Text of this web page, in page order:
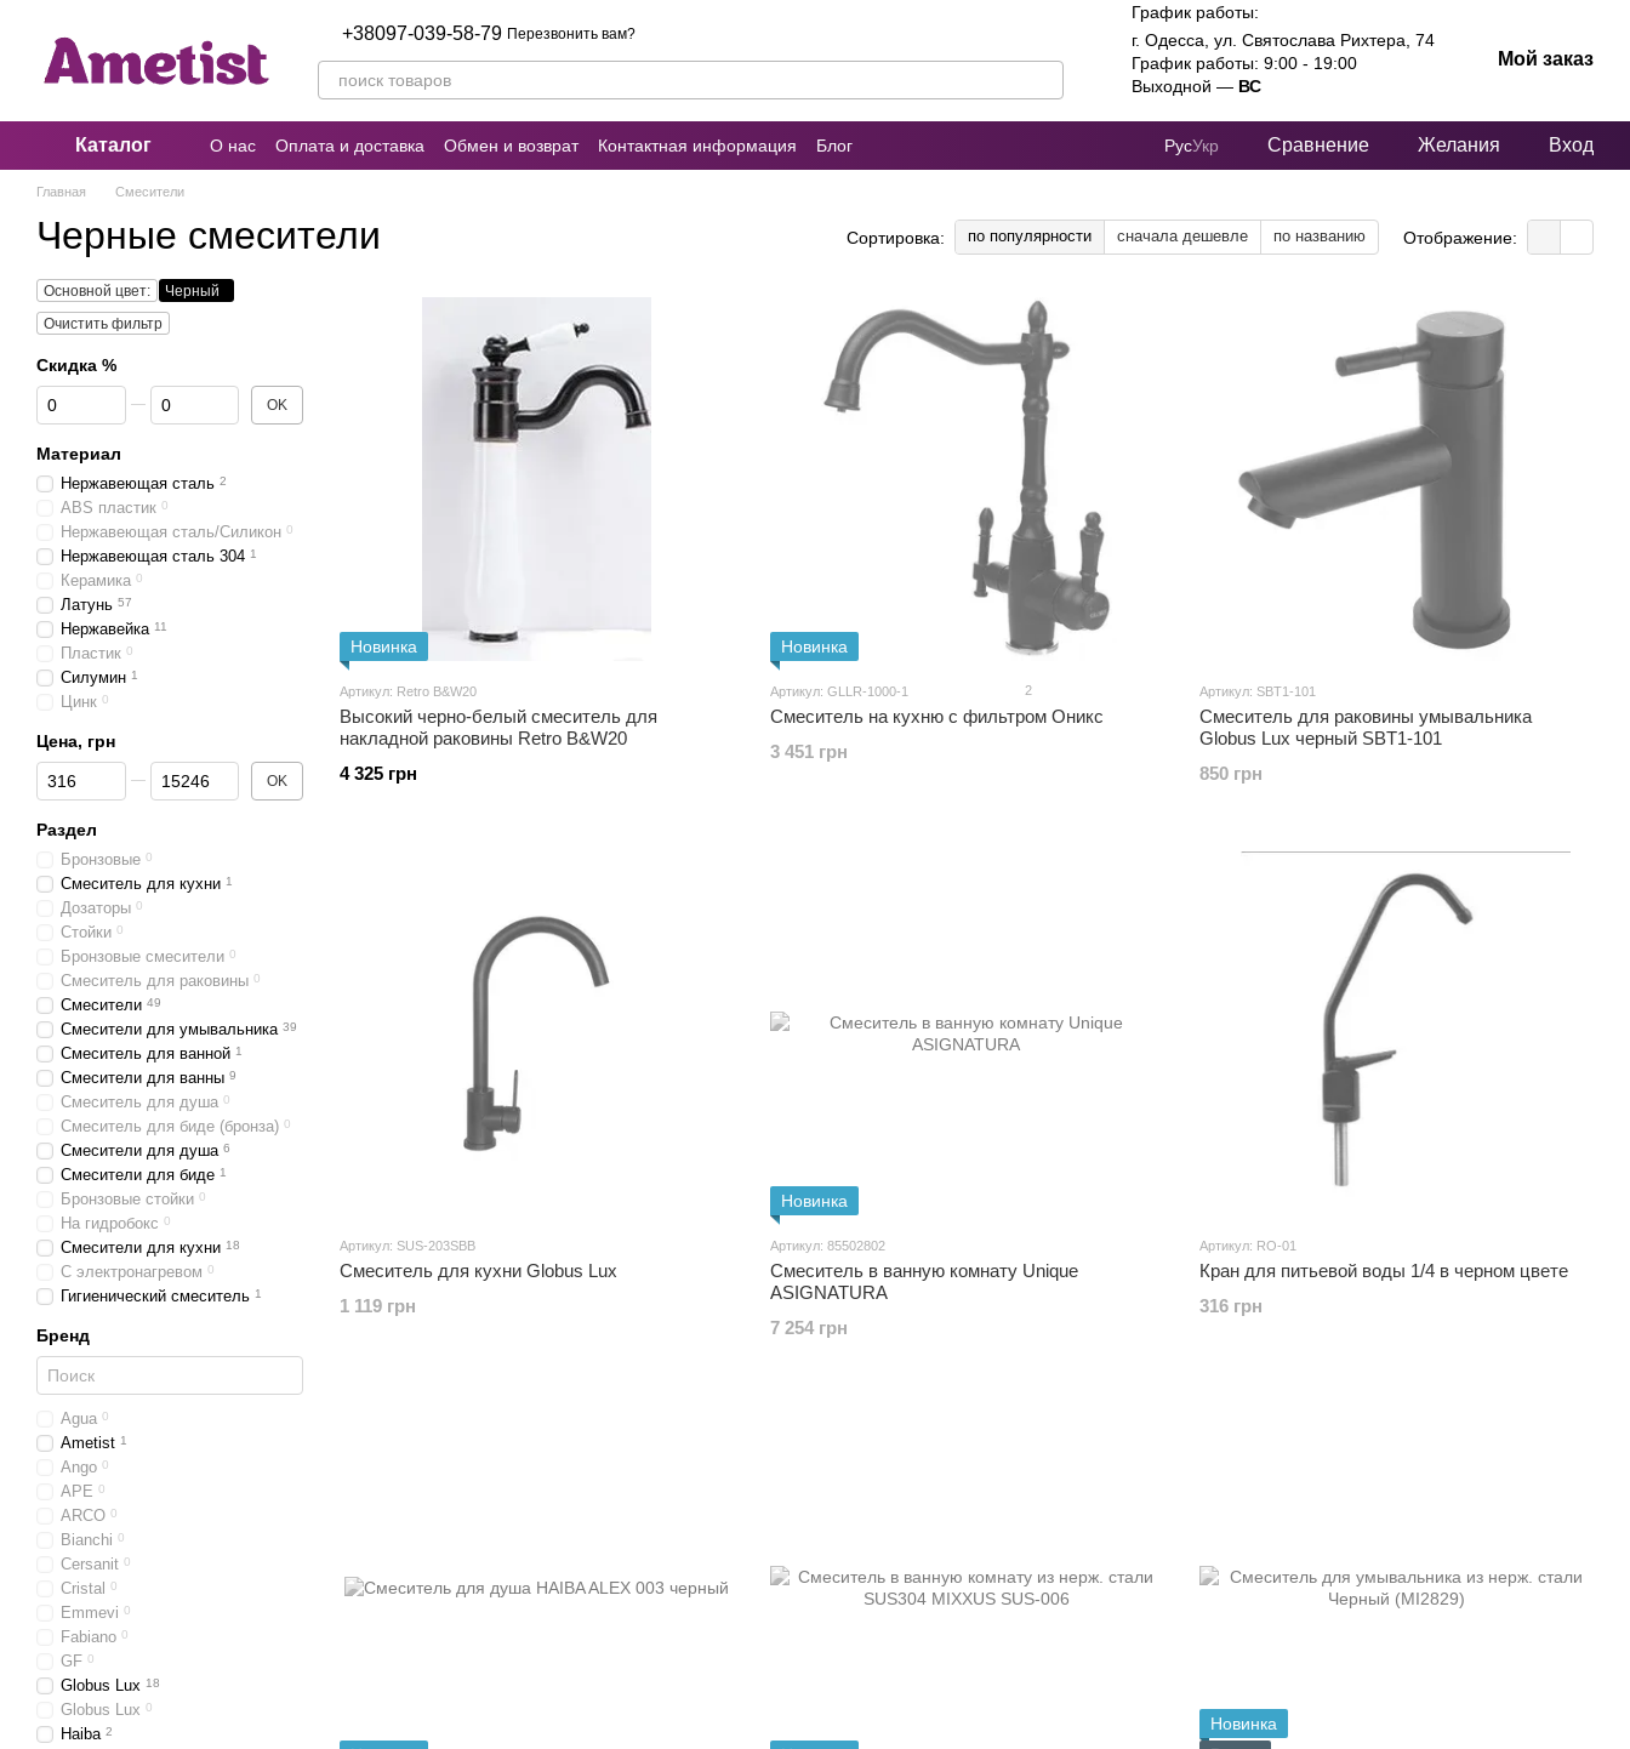
+38097-039-58-79 Перезвонить вам?
График работы:
г. Одесса, ул. Святослава Рихтера, 74
График работы: 9:00 - 19:00
Выходной — ВС
Мой заказ
Каталог О нас Оплата и доставка Обмен и возврат Контактная информация
Блог
Пользовательское соглашение
Отзывы о магазине Умывальник (раковина)
РусУкр Сравнение Желания Вход
Главная Смесители
Черные смесители Сортировка: по популярности сначала дешевле по названию Отображение:
Новинка
Артикул: Retro B&W20
Высокий черно-белый смеситель для
накладной раковины Retro B&W20
4 325 грн
Новинка
Артикул: GLLR-1000-1 2
Смеситель на кухню с фильтром Оникс
3 451 грн
Артикул: SBT1-101
Смеситель для раковины умывальника
Globus Lux черный SBT1-101
850 грн
Артикул: SUS-203SBB
Смеситель для кухни Globus Lux
1 119 грн
Новинка
Артикул: 85502802
Смеситель в ванную комнату Unique
ASIGNATURA
7 254 грн
Артикул: RO-01
Кран для питьевой воды 1/4 в черном цвете
316 грн
Новинка
Основной цвет:
Черный
Очистить фильтр
Скидка %
От Скидка %
До Скидка % OK
Материал
Нержавеющая сталь 2
ABS пластик 0
Нержавеющая сталь/Силикон 0
Нержавеющая сталь 304 1
Керамика 0
Латунь 57
Нержавейка 11
Пластик 0
Силумин 1
Цинк 0
Цена, грн
От Цена, грн
До Цена, грн OK
Раздел
Бронзовые 0
Смеситель для кухни 1
Дозаторы 0
Стойки 0
Бронзовые смесители 0
Смеситель для раковины 0
Смесители 49
Смесители для умывальника 39
Смеситель для ванной 1
Смесители для ванны 9
Смеситель для душа 0
Смеситель для биде (бронза) 0
Смесители для душа 6
Смесители для биде 1
Бронзовые стойки 0
На гидробокс 0
Смесители для кухни 18
С электронагревом 0
Гигиенический смеситель 1
Бренд
Agua 0
Ametist 1
Ango 0
APE 0
ARCO 0
Bianchi 0
Cersanit 0
Cristal 0
Emmevi 0
Fabiano 0
GF 0
Globus Lux 18
Globus Lux 0
Haiba 2